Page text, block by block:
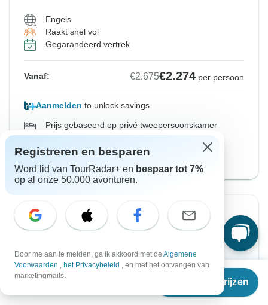
Vanaf €2.966
Reisdata & prijzen
Engels
Raakt snel vol
Gegarandeerd vertrek
Vanaf: €2.675€2.274 per persoon
Aanmelden to unlock savings
Prijs gebaseerd op privé tweepersoonskamer
Versie 8 dagen, met No London Overnights
Bekijk deze rondreis
Vanaf Vrijdag
21 aug. 2026
Tot Zondag
30 aug. 2026
Niet beschikbaar in je regio
Registreren en besparen
Word lid van TourRadar+ en bespaar tot 7%
op al onze 50.000 avonturen.
Door me aan te melden, ga ik akkoord met de Algemene
Voorwaarden , het Privacybeleid , en met het ontvangen van
marketingmails.